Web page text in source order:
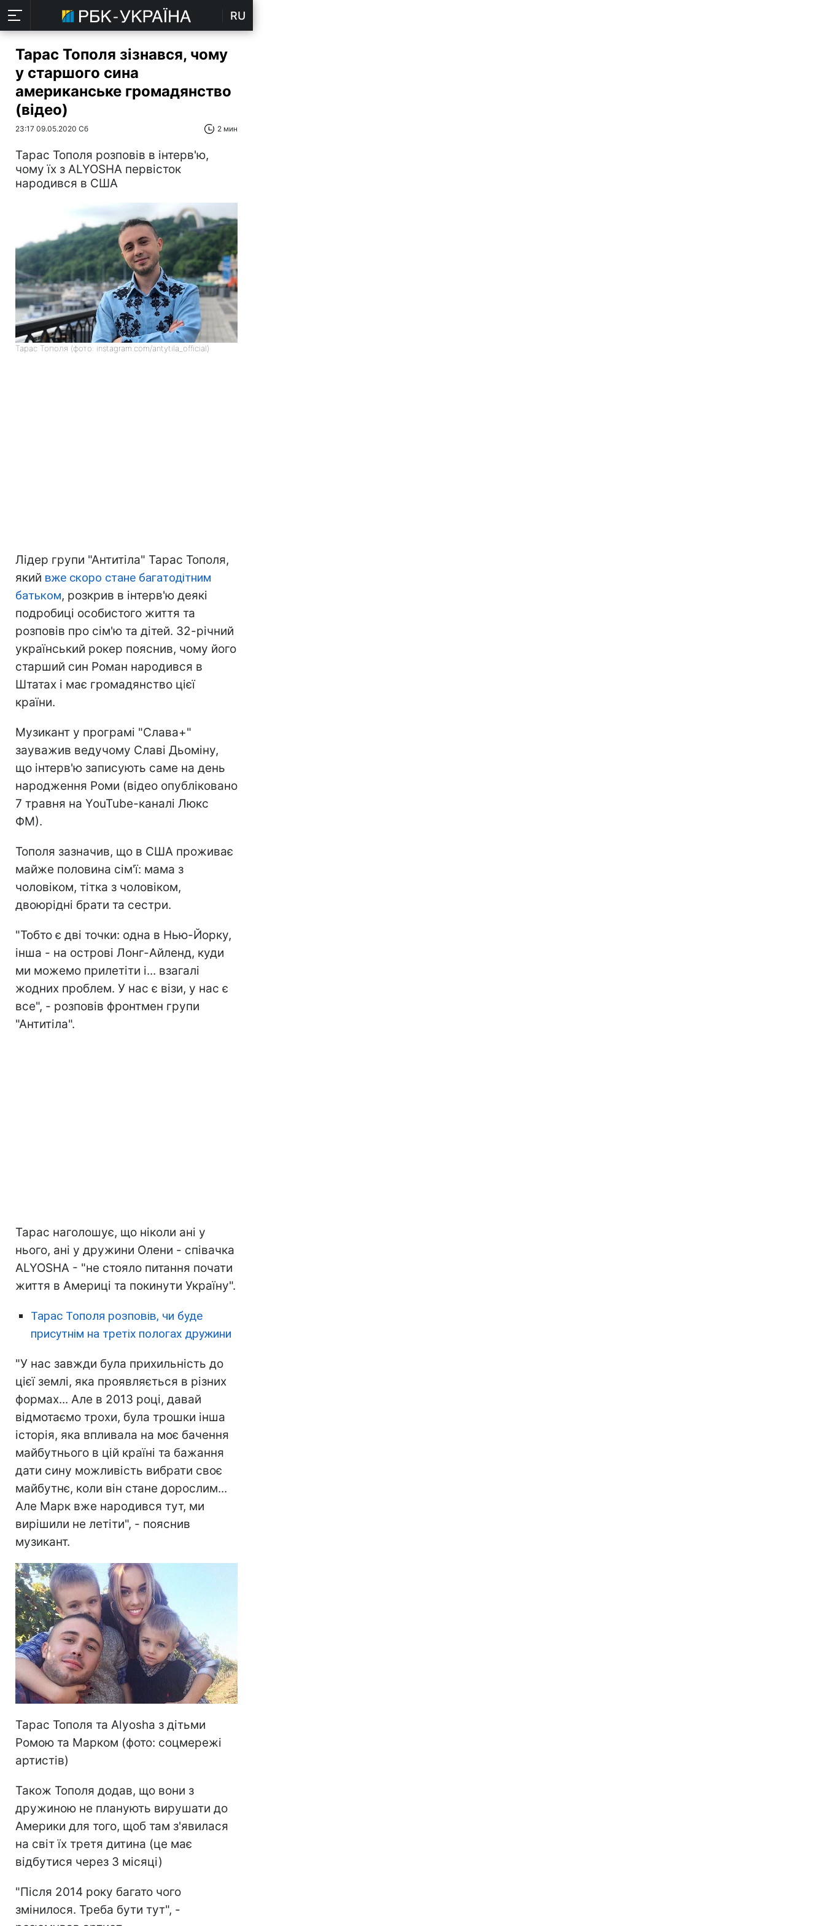
RU
Тарас Тополя зізнався, чому
у старшого сина
американське громадянство
(відео)
23:17 09.05.2020 Сб 2 мин
Тарас Тополя розповів в інтерв'ю,
чому їх з ALYOSHA первісток
народився в США
Тарас Тополя (фото: instagram.com/antytila_official)
Лідер групи "Антитіла" Тарас Тополя,
який вже скоро стане багатодітним
батьком, розкрив в інтерв'ю деякі
подробиці особистого життя та
розповів про сім'ю та дітей. 32-річний
український рокер пояснив, чому його
старший син Роман народився в
Штатах і має громадянство цієї
країни.
Музикант у програмі "Слава+"
зауважив ведучому Славі Дьоміну,
що інтерв'ю записують саме на день
народження Роми (відео опубліковано
7 травня на YouTube-каналі Люкс
ФМ).
Тополя зазначив, що в США проживає
майже половина сім'ї: мама з
чоловіком, тітка з чоловіком,
двоюрідні брати та сестри.
"Тобто є дві точки: одна в Нью-Йорку,
інша - на острові Лонг-Айленд, куди
ми можемо прилетіти і... взагалі
жодних проблем. У нас є візи, у нас є
все", - розповів фронтмен групи
"Антитіла".
Тарас наголошує, що ніколи ані у
нього, ані у дружини Олени - співачка
ALYOSHA - "не стояло питання почати
життя в Америці та покинути Україну".
Тарас Тополя розповів, чи буде
присутнім на третіх пологах дружини
"У нас завжди була прихильність до
цієї землі, яка проявляється в різних
формах... Але в 2013 році, давай
відмотаємо трохи, була трошки інша
історія, яка впливала на моє бачення
майбутнього в цій країні та бажання
дати сину можливість вибрати своє
майбутнє, коли він стане дорослим...
Але Марк вже народився тут, ми
вирішили не летіти", - пояснив
музикант.
Тарас Тополя та Alyosha з дітьми
Ромою та Марком (фото: соцмережі
артистів)
Також Тополя додав, що вони з
дружиною не планують вирушати до
Америки для того, щоб там з'явилася
на світ їх третя дитина (це має
відбутися через 3 місяці)
"Після 2014 року багато чого
змінилося. Треба бути тут", -